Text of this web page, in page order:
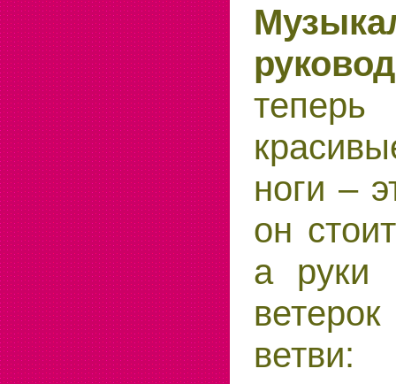
ноги –
он
а руки
ветви: